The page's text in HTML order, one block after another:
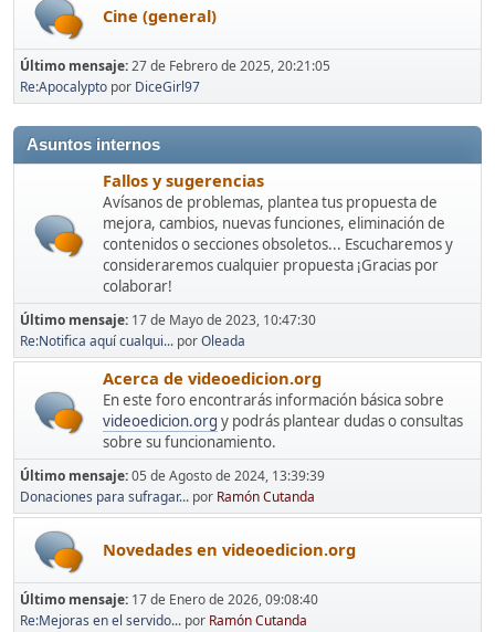
Cine (general)
Último mensaje:27 de Febrero de 2025, 20:21:05
Re:Apocalypto por DiceGirl97
Asuntos internos
Fallos y sugerencias
Avísanos de problemas, plantea tus propuesta de
mejora, cambios, nuevas funciones, eliminación de
contenidos o secciones obsoletos... Escucharemos y
consideraremos cualquier propuesta ¡Gracias por
colaborar!
Último mensaje: 17 de Mayo de 2023, 10:47:30
Re:Notifica aquí cualqui... porOleada
Acerca de videoedicion.org
En este foro encontrarás información básica sobre
videoedicion.org y podrás plantear dudas o consultas
sobre su funcionamiento.
Último mensaje:05 de Agosto de 2024, 13:39:39
Donaciones para sufragar... por Ramón Cutanda
Novedades en videoedicion.org
Último mensaje: 17 de Enero de 2026, 09:08:40
Re:Mejoras en el servido... por Ramón Cutanda